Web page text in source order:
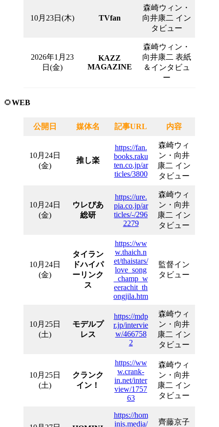
10月23日(木) TVfan
森崎ウィン・
向井康二 イン
タビュー
2026年1月23
日(金)
KAZZ
MAGAZINE
森崎ウィン・
向井康二 表紙
＆インタビュ
ー
🌻WEB
公開日 媒体名 記事URL 内容
10月24日
(金)
推し楽
https://fan.
books.raku
ten.co.jp/ar
ticles/3800
森崎ウィ
ン・向井
康二 イン
タビュー
10月24日
(金)
ウレぴあ
総研
https://ure.
pia.co.jp/ar
ticles/-/296
2279
森崎ウィ
ン・向井
康二 イン
タビュー
10月24日
(金)
タイラン
ドハイパ
ーリンク
ス
https://ww
w.thaich.n
et/thaistars/
love_song
_champ_w
eerachit_th
ongjila.htm
監督イン
タビュー
10月25日
(土)
モデルプ
レス
https://mdp
r.jp/intervie
w/466758
2
森崎ウィ
ン・向井
康二 イン
タビュー
10月25日
(土)
クランク
イン！
https://ww
w.crank-
in.net/inter
view/1757
63
森崎ウィ
ン・向井
康二 イン
タビュー
https://hom
inis.media/
齊藤京子